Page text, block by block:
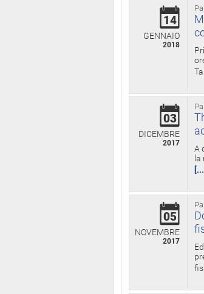
14
GENNAIO
2018
03
DICEMBRE
2017
A
la
05
NOVEMBRE
2017